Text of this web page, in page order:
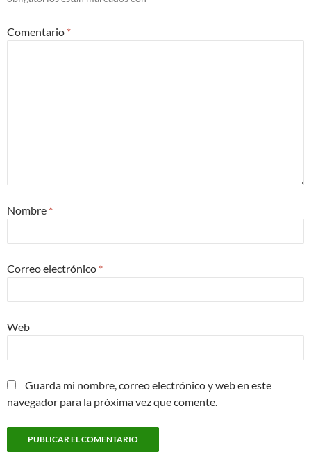
Comentario *
Nombre *
Correo electrónico *
Web
Guarda mi nombre, correo electrónico y web en este
navegador para la próxima vez que comente.